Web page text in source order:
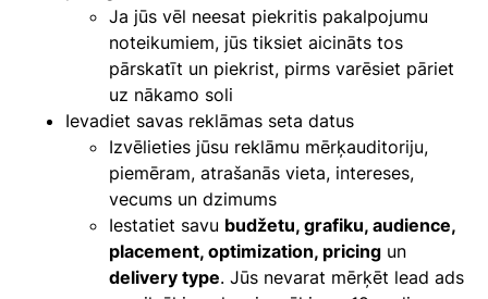
Ja jūs vēl neesat piekritis pakalpojumu
noteikumiem, jūs tiksiet aicināts tos
pārskatīt un piekrist, pirms varēsiet pāriet
uz nākamo soli
Ievadiet savas reklāmas seta datus
Izvēlieties jūsu reklāmu mērķauditoriju,
piemēram, atrašanās vieta, intereses,
vecums un dzimums
Iestatiet savu budžetu, grafiku, audience,
placement, optimization, pricing un
delivery type. Jūs nevarat mērķēt lead ads